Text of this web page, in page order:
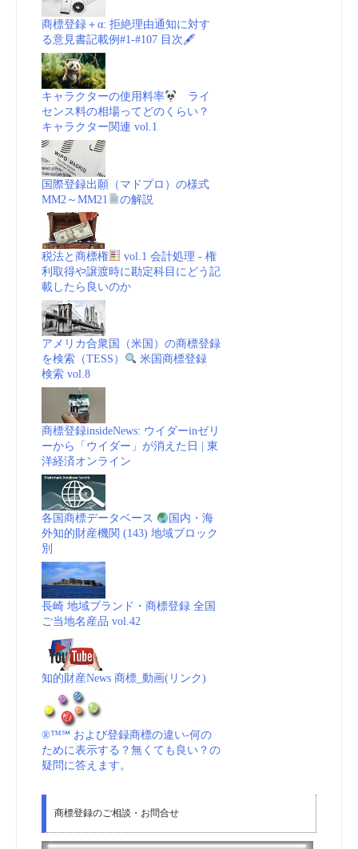
商標登録＋α: 拒絶理由通知に対す
る意見書記載例#1-#107 目次🖋
キャラクターの使用料率
ライ
センス料の相場ってどのくらい？
キャラクター関連 vol.1
国際登録出願（マドプロ）の様式
MM2～MM21
の解説
税法と商標権
vol.1 会計処理 - 権
利取得や譲渡時に勘定科目にどう記
載したら良いのか
アメリカ合衆国（米国）の商標登録
を検索（TESS）
米国商標登録
検索 vol.8
商標登録insideNews: ウイダーinゼリ
ーから「ウイダー」が消えた日 | 東
洋経済オンライン
各国商標データベース
国内・海
外知的財産機関 (143) 地域ブロック
別
長崎 地域ブランド・商標登録 全国
ご当地名産品 vol.42
知的財産News 商標_動画(リンク)
®™℠ および登録商標の違い-何の
ために表示する？無くても良い？の
疑問に答えます。
商標登録のご相談・お問合せ